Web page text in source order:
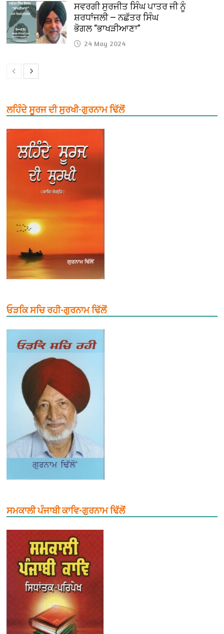
ਸਵਰਗੀ ਸੁਰਜੀਤ ਸਿੰਘ ਪਾਤਰ ਜੀ ਨੂੰ
ਸ਼ਰਧਾਂਜਲੀ — ਨਛੱਤਰ ਸਿੰਘ
ਭੋਗਲ “ਭਾਖੜੀਆਣਾ”
24 May 2024
ਲਹਿੰਦੇ ਸੂਰਜ ਦੀ ਸੁਰਖੀ-ਗੁਰਨਾਮ ਢਿੱਲੋਂ
ਓੜਕਿ ਸਚਿ ਰਹੀ-ਗੁਰਨਾਮ ਢਿੱਲੋਂ
ਸਮਕਾਲੀ ਪੰਜਾਬੀ ਕਾਵਿ-ਗੁਰਨਾਮ ਢਿੱਲੋਂ